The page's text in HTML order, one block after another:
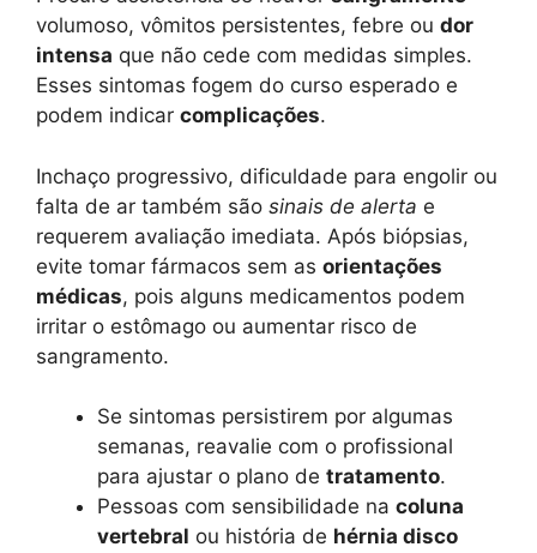
volumoso, vômitos persistentes, febre ou dor
intensa que não cede com medidas simples.
Esses sintomas fogem do curso esperado e
podem indicar complicações.
Inchaço progressivo, dificuldade para engolir ou
falta de ar também são sinais de alerta e
requerem avaliação imediata. Após biópsias,
evite tomar fármacos sem as orientações
médicas, pois alguns medicamentos podem
irritar o estômago ou aumentar risco de
sangramento.
Se sintomas persistirem por algumas
semanas, reavalie com o profissional
para ajustar o plano de tratamento.
Pessoas com sensibilidade na coluna
vertebral ou história de hérnia disco